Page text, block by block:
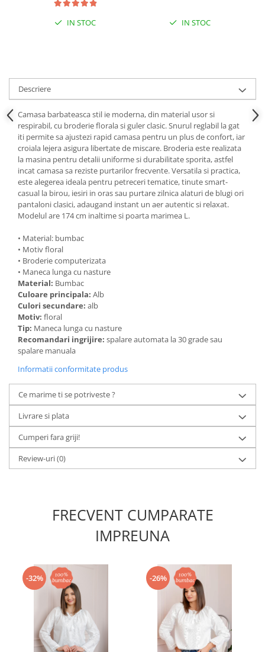
IN STOC IN STOC
Descriere
Camasa barbateasca stil ie moderna, din material usor si
respirabil, cu broderie florala si guler clasic. Snurul reglabil la gat
iti permite sa ajustezi rapid camasa pentru un plus de confort, iar
croiala lejera asigura libertate de miscare. Broderia este realizata
la masina pentru detalii uniforme si durabilitate sporita, astfel
incat camasa sa reziste purtarilor frecvente. Versatila si practica,
este alegerea ideala pentru petreceri tematice, tinute smart-
casual la birou, iesiri in oras sau purtare zilnica alaturi de blugi ori
pantaloni clasici, adaugand instant un aer autentic si relaxat.
Modelul are 174 cm inaltime si poarta marimea L.
• Material: bumbac
• Motiv floral
• Broderie computerizata
• Maneca lunga cu nasture
Material: Bumbac
Culoare principala: Alb
Culori secundare: alb
Motiv: floral
Tip: Maneca lunga cu nasture
Recomandari ingrijire: spalare automata la 30 grade sau
spalare manuala
Informatii conformitate produs
Ce marime ti se potriveste ?
Livrare si plata
Cumperi fara griji!
Review-uri(0)
FRECVENT CUMPARATE
IMPREUNA
-32% -26%